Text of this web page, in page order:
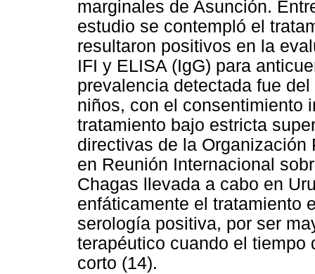
marginales de Asunción.
estudio se contempló el
resultaron positivos en la
IFI y ELISA (IgG) para
prevalencia detectada fue
niños, con el consentimiento
tratamiento bajo estricta
directivas de la Organización
en Reunión Internacional
Chagas llevada a cabo en
enfáticamente el tratamiento
serología positiva, por ser
terapéutico cuando el
corto (14).